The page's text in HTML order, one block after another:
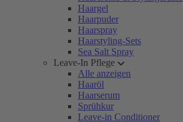
Haargel
Haarpuder
Haarspray
Haarstyling-Sets
Sea Salt Spray
Leave-In Pflege
Alle anzeigen
Haaröl
Haarserum
Sprühkur
Leave-in Conditioner